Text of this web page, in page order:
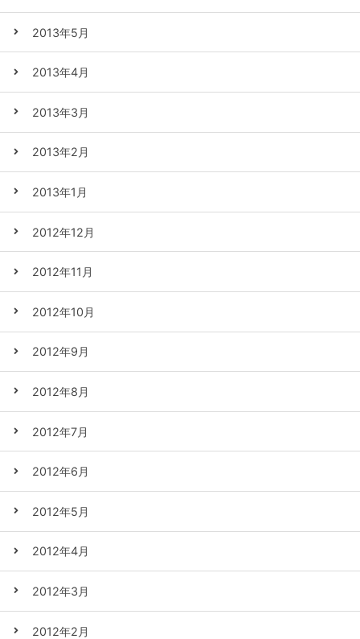
2013年5月
2013年4月
2013年3月
2013年2月
2013年1月
2012年12月
2012年11月
2012年10月
2012年9月
2012年8月
2012年7月
2012年6月
2012年5月
2012年4月
2012年3月
2012年2月